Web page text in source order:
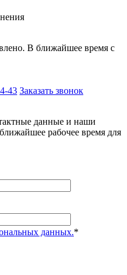
В ближайшее время с
43 Заказать звонок
данные и наши
рабочее время для
данных.*